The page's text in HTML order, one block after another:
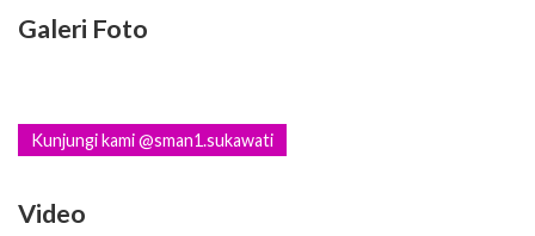
Galeri Foto
Kunjungi kami @sman1.sukawati
Video